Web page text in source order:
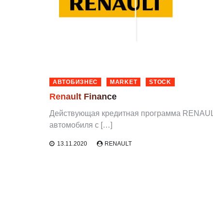
АВТОБИЗНЕС MARKET STOCK
Renault Finance
Действующая кредитная программа
автомобиля с […]
13.11.2020 RENAULT